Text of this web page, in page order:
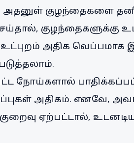
அதனுள் குழந்தைகளை
குழந்தைகளுக்கு
அதிக வெப்பமாக
நோய்களால்
அதிகம். எனவே,
ஏற்பட்டால்,